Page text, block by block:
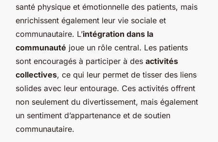
santé physique et émotionnelle des patients, mais
enrichissent également leur vie sociale et
communautaire. L’intégration dans la
communauté joue un rôle central. Les patients
sont encouragés à participer à des activités
collectives, ce qui leur permet de tisser des liens
solides avec leur entourage. Ces activités offrent
non seulement du divertissement, mais également
un sentiment d’appartenance et de soutien
communautaire.